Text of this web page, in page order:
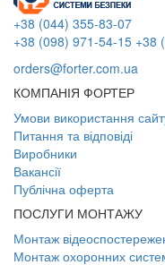
+38 (044) 355-83-07
+38 (098) 971-54-15 +38
orders@forter.com.ua
КОМПАНІЯ ФОРТЕР
Умови використання
Питання та відповіді
Виробники
Вакансії
Публічна оферта
ПОСЛУГИ МОНТАЖУ
Монтаж
Монтаж охоронних